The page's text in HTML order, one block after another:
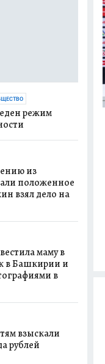
режим
из
положенное
взял дело на
маму в
в Башкирии и
в
взыскали
рублей